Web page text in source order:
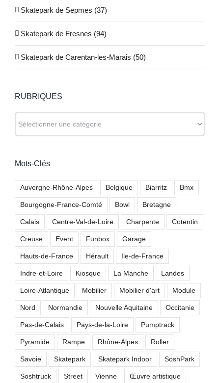
Skatepark de Sepmes (37)
Skatepark de Fresnes (94)
Skatepark de Carentan-les-Marais (50)
RUBRIQUES
Mots-Clés
Auvergne-Rhône-Alpes Belgique Biarritz Bmx
Bourgogne-France-Comté Bowl Bretagne
Calais Centre-Val-de-Loire Charpente Cotentin
Creuse Event Funbox Garage
Hauts-de-France Hérault Ile-de-France
Indre-et-Loire Kiosque La Manche Landes
Loire-Atlantique Mobilier Mobilier d'art Module
Nord Normandie Nouvelle Aquitaine Occitanie
Pas-de-Calais Pays-de-la-Loire Pumptrack
Pyramide Rampe Rhône-Alpes Roller
Savoie Skatepark Skatepark Indoor SoshPark
Soshtruck Street Vienne Œuvre artistique